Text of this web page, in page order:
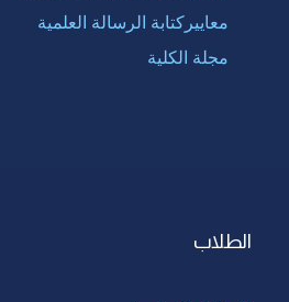
معاييركتابة الرسالة العلمية
مجلة الكلية
الطلاب